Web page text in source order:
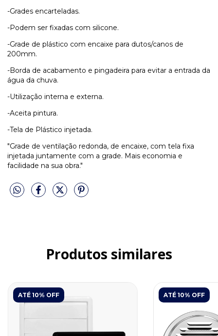
-Grades encarteladas.
-Podem ser fixadas com silicone.
-Grade de plástico com encaixe para dutos/canos de
200mm.
-Borda de acabamento e pingadeira para evitar a entrada da
água da chuva.
-Utilização interna e externa.
-Aceita pintura.
-Tela de Plástico injetada.
"Grade de ventilação redonda, de encaixe, com tela fixa
injetada juntamente com a grade. Mais economia e
facilidade na sua obra."
Produtos similares
ATÉ 10% OFF ATÉ 10% OFF